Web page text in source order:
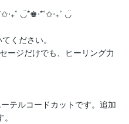
◡̈︎
ください。
ージだけでも、ヒーリング力
テルコードカットです。追加